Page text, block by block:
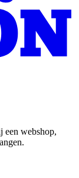
een webshop,